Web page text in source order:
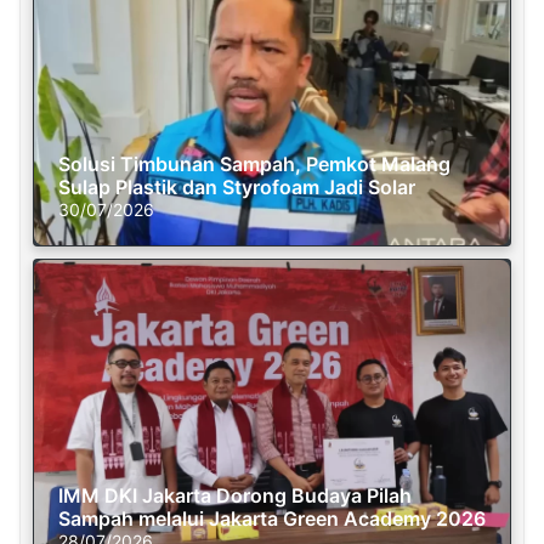
Solusi Timbunan Sampah, Pemkot Malang
Sulap Plastik dan Styrofoam Jadi Solar
30/07/2026
IMM DKI Jakarta Dorong Budaya Pilah
Sampah melalui Jakarta Green Academy 2026